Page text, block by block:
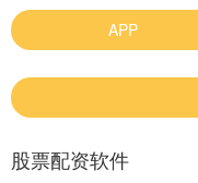
APP
股票配资软件